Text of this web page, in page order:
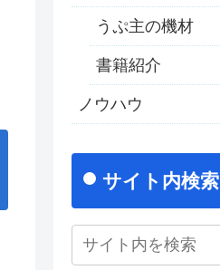
うぷ主の機材
書籍紹介
ノウハウ
サイト内検索